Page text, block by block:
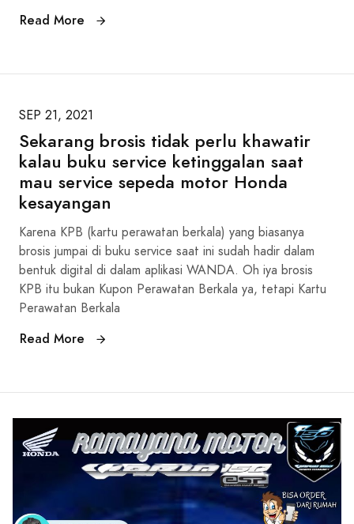
Read More
SEP 21, 2021
Sekarang brosis tidak perlu khawatir
kalau buku service ketinggalan saat
mau service sepeda motor Honda
kesayangan
Karena KPB (kartu perawatan berkala) yang biasanya
brosis jumpai di buku service saat ini sudah hadir dalam
bentuk digital di dalam aplikasi WANDA. Oh iya brosis
KPB itu bukan Kupon Perawatan Berkala ya, tetapi Kartu
Perawatan Berkala
Read More